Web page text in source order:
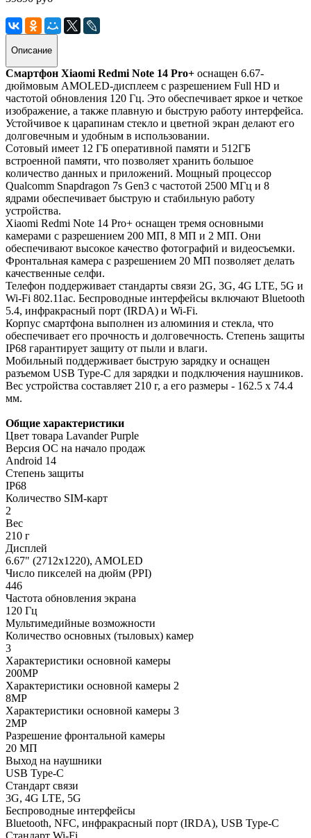
Описание
Смартфон Xiaomi Redmi Note 14 Pro+ оснащен 6.67-
дюймовым AMOLED-дисплеем с разрешением Full HD и
частотой обновления 120 Гц. Это обеспечивает яркое и четкое
изображение, а также плавную и быструю работу интерфейса.
Устойчивое к царапинам стекло и цветной экран делают его
долговечным и удобным в использовании.
Сотовый имеет 12 ГБ оперативной памяти и 512ГБ
встроенной памяти, что позволяет хранить большое
количество данных и приложений. Мощный процессор
Qualcomm Snapdragon 7s Gen3 с частотой 2500 МГц и 8
ядрами обеспечивает быструю и стабильную работу
устройства.
Xiaomi Redmi Note 14 Pro+ оснащен тремя основными
камерами с разрешением 200 МП, 8 МП и 2 МП. Они
обеспечивают высокое качество фотографий и видеосъемки.
Фронтальная камера с разрешением 20 МП позволяет делать
качественные селфи.
Телефон поддерживает стандарты связи 2G, 3G, 4G LTE, 5G и
Wi-Fi 802.11ac. Беспроводные интерфейсы включают Bluetooth
5.4, инфракрасный порт (IRDA) и Wi-Fi.
Корпус смартфона выполнен из алюминия и стекла, что
обеспечивает его прочность и долговечность. Степень защиты
IP68 гарантирует защиту от пыли и влаги.
Мобильный поддерживает быструю зарядку и оснащен
разъемом USB Type-C для зарядки и подключения наушников.
Вес устройства составляет 210 г, а его размеры - 162.5 х 74.4
мм.
Общие характеристики
Цвет товара Lavander Purple
Версия ОС на начало продаж
Android 14
Степень защиты
IP68
Количество SIM-карт
2
Вес
210 г
Дисплей
6.67" (2712x1220), AMOLED
Число пикселей на дюйм (PPI)
446
Частота обновления экрана
120 Гц
Мультимедийные возможности
Количество основных (тыловых) камер
3
Характеристики основной камеры
200MP
Характеристики основной камеры 2
8MP
Характеристики основной камеры 3
2MP
Разрешение фронтальной камеры
20 МП
Выход на наушники
USB Type-C
Стaндарт связи
3G, 4G LTE, 5G
Беспроводные интерфейсы
Bluetooth, NFC, инфракрасный порт (IRDA), USB Type-C
Стандарт Wi-Fi